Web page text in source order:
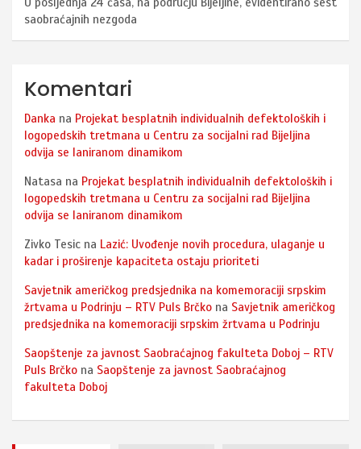
saobraćajnih nezgoda
Komentari
Danka na Projekat besplatnih individualnih defektoloških i
logopedskih tretmana u Centru za socijalni rad Bijeljina
odvija se laniranom dinamikom
Natasa na Projekat besplatnih individualnih defektoloških i
logopedskih tretmana u Centru za socijalni rad Bijeljina
odvija se laniranom dinamikom
Zivko Tesic na Lazić: Uvođenje novih procedura, ulaganje u
kadar i proširenje kapaciteta ostaju prioriteti
Savjetnik američkog predsjednika na komemoraciji srpskim
žrtvama u Podrinju – RTV Puls Brčko na Savjetnik američkog
predsjednika na komemoraciji srpskim žrtvama u Podrinju
Saopštenje za javnost Saobraćajnog fakulteta Doboj – RTV
Puls Brčko na Saopštenje za javnost Saobraćajnog
fakulteta Doboj